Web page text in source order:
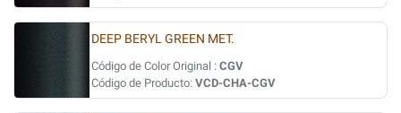
DEEP BERYL GREEN MET.
Código de Color Original : CGV
Código de Producto: VCD-CHA-CGV